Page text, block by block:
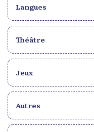
Langues
Théâtre
Jeux
Autres